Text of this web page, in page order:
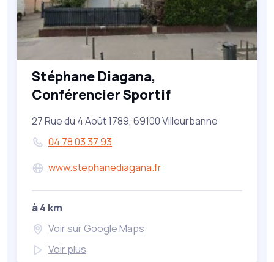
Stéphane Diagana,
Conférencier Sportif
27 Rue du 4 Août 1789, 69100 Villeurbanne
04 78 03 37 93
www.stephanediagana.fr
à 4 km
Voir sur Google Maps
Voir plus